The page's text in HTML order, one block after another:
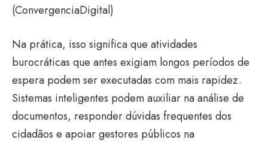
(ConvergenciaDigital)
Na prática, isso significa que atividades
burocráticas que antes exigiam longos períodos de
espera podem ser executadas com mais rapidez.
Sistemas inteligentes podem auxiliar na análise de
documentos, responder dúvidas frequentes dos
cidadãos e apoiar gestores públicos na